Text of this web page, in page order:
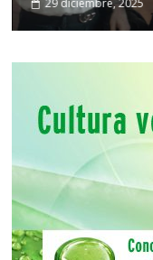
29 diciembre, 2025